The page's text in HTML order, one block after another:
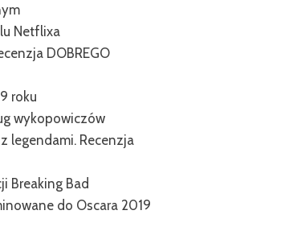
Netflixa
DOBREGO
roku
wykopowiczów
legendami. Recenzja
Breaking Bad
do Oscara 2019